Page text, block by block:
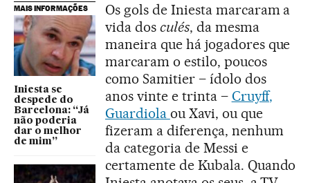
MAIS INFORMAÇÕES
Iniesta se
despede do
Barcelona: “Já
não poderia
dar o melhor
de mim”
Os gols de Iniesta marcaram a
vida dos culés, da mesma
maneira que há jogadores que
marcaram o estilo, poucos
como Samitier – ídolo dos
anos vinte e trinta – Cruyff,
Guardiola ou Xavi, ou que
fizeram a diferença, nenhum
da categoria de Messi e
certamente de Kubala. Quando